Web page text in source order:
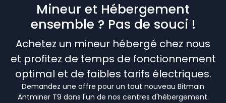
Mineur et Hébergement
ensemble ? Pas de souci !
Achetez un mineur hébergé chez nous
et profitez de temps de fonctionnement
optimal et de faibles tarifs électriques.
Demandez une offre pour un tout nouveau Bitmain
Antminer T9 dans l'un de nos centres d'hébergement.